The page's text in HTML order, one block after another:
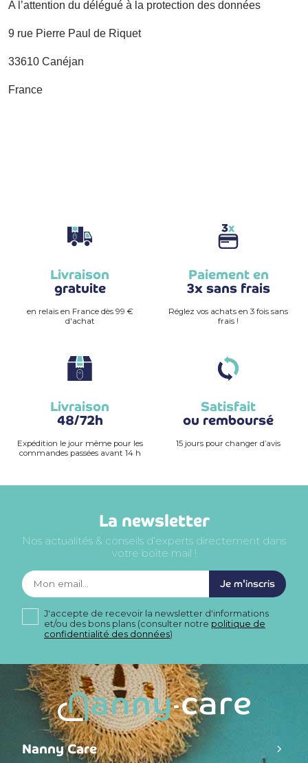
A l’attention du délégué à la protection des données
9 rue Pierre Paul de Riquet
33610 Canéjan
France
Livraison
gratuite
en relais en France dès 99 €
d'achat
Paiement en
3x sans frais
Réglez vos achats en 3 fois sans
frais !
Livraison
48/72h
Expédition le jour même pour les
commandes passées avant 14 h
Satisfait
ou remboursé
15 jours pour changer d’avis
La newsletter
Nos actualités & conseils d’experts directement dans
votre boîte mail !
Je m'inscris
J'accepte de recevoir la newsletter d'informations
et/ou des bons plans (consulter notre politique de
confidentialité des données)
Nanny Care